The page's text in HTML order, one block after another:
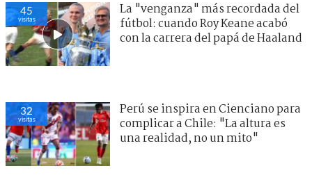
45
visitas
La "venganza" más recordada del
fútbol: cuando Roy Keane acabó
con la carrera del papá de Haaland
32
visitas
Perú se inspira en Cienciano para
complicar a Chile: "La altura es
una realidad, no un mito"